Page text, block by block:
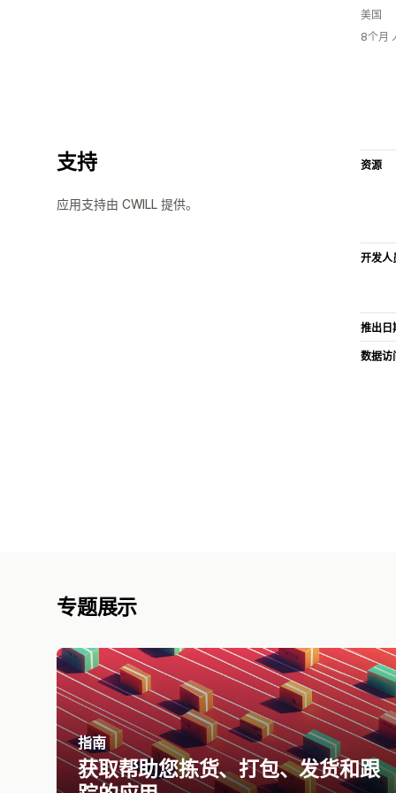
美国
8个月
支持
应用支持由 CWILL 提供。
资源
开发人
推出日
数据访
专题展示
指南
获取帮助您拣货、打包、发货和跟